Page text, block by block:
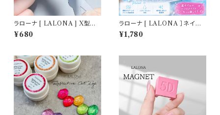
ラローナ [ LALONA ] X型マ
グネットツール ( マグネット無し
) ジェルネイル/フレンチマグネッ
¥680
ラローナ [ LALONA ］ネイル
シリコンモールド ( 海シリーズ )
ジェルネイル/レジン/ハンドメイ
¥1,780